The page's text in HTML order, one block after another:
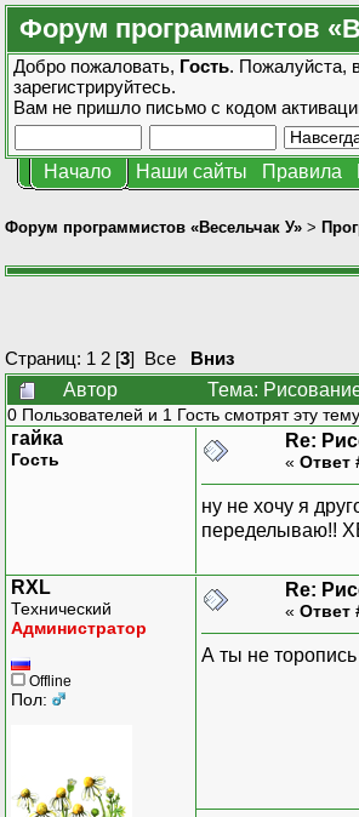
Форум программистов
Добро пожаловать, Гость. Пожалуйста,
зарегистрируйтесь.
Вам не пришло письмо с кодом
Начало Наши сайты Правила
Форум программистов «Весельчак У» >
Страниц: 1 2 [3] Все
Вниз
Автор
Тема:
0 Пользователей и 1 Гость смотрят эту тему.
гайка
Гость
Re:
« Ответ
ну не хочу я
переделываю!!
RXL
Технический
Администратор
Offline
Пол:
Re:
« Ответ
А ты не